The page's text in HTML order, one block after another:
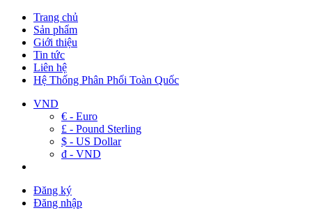
Trang chủ
Sản phẩm
Giới thiệu
Tin tức
Liên hệ
Hệ Thống Phân Phối Toàn Quốc
VND
€ - Euro
£ - Pound Sterling
$ - US Dollar
đ - VND
Đăng ký
Đăng nhập